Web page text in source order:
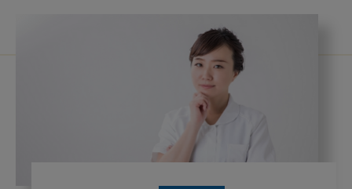
スウェーデン
内科医師